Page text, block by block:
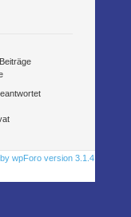
wpForo version 3.1.4